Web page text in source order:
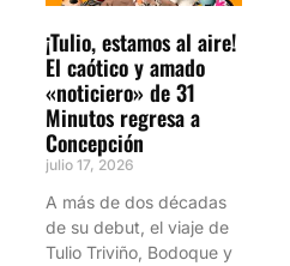
¡Tulio, estamos al aire!
El caótico y amado
«noticiero» de 31
Minutos regresa a
Concepción
julio 17, 2026
A más de dos décadas
de su debut, el viaje de
Tulio Triviño, Bodoque y